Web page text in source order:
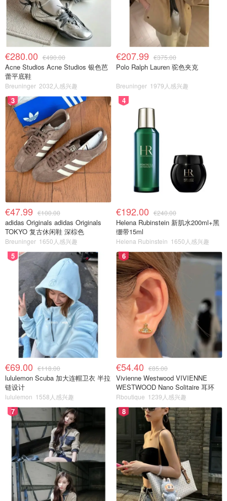
€280.00 €490.00
Acne Studios Acne Studios 银色芭
蕾平底鞋
Breuninger 2032人感兴趣
€207.99 €375.00
Polo Ralph Lauren 驼色夹克
Breuninger 1979人感兴趣
3
€47.99 €100.00
adidas Originals adidas Originals
TOKYO 复古休闲鞋 深棕色
Breuninger 1650人感兴趣
4
€192.00 €240.00
Helena Rubinstein 新肌水200ml+黑
绷带15ml
Helena Rubinstein 1650人感兴趣
5
€69.00 €118.00
lululemon Scuba 加大连帽卫衣 半拉
链设计
lululemon 1558人感兴趣
6
€54.40 €85.00
Vivienne Westwood VIVIENNE
WESTWOOD Nano Solitaire 耳环
Rboutique 1239人感兴趣
7 8